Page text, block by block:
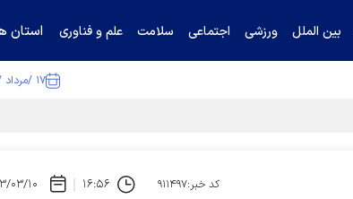
بین الملل ورزشی اجتماعی سلامت علم و فناوری استان
۱۷ /مرداد /۱۴۰۵
کد خبر:۹۱۱۴۹۷ ۱۶:۵۶ ۱۴۰۳/